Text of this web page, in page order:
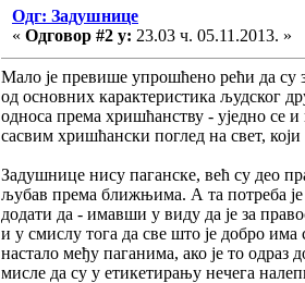
Одг: Задушнице
« Одговор #2 у: 23.03 ч. 05.11.2013. »
Мало је превише упрошћено рећи да су
од основних карактеристика људског
односа према хришћанству - уједно се
сасвим хришћански поглед на свет,
Задушнице нису паганске, већ су део
љубав према ближњима. А та потреба је
додати да - имавши у виду да је за
и у смислу тога да све што је добро
настало међу паганима, ако је то одраз
мисле да су у етикетирању нечега